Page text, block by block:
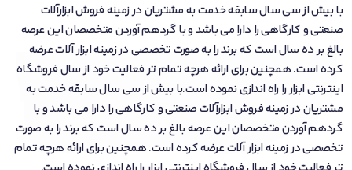
با بیش از سی سال سابقه خدمت به مشتریان در زمینه فروش ابزارآلات
صنعتی و کارگاهی را دارا می باشد و با گردهم آوردن متخصصان این عرصه
بالغ بر ده سال است که برند را به صورت تخصصی در زمینه ابزار آلات عرضه
کرده است. همچنین برای ارائه هرچه تمام تر فعالیت خود از سال فروشگاه
اینترنتی ابزار را راه اندازی نموده است.با بیش از سی سال سابقه خدمت به
مشتریان در زمینه فروش ابزارآلات صنعتی و کارگاهی را دارا می باشد و با
گردهم آوردن متخصصان این عرصه بالغ بر ده سال است که برند را به صورت
تخصصی در زمینه ابزار آلات عرضه کرده است. همچنین برای ارائه هرچه تمام